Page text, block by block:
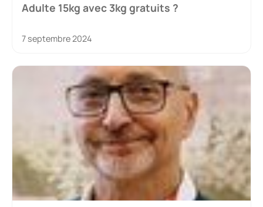
Adulte 15kg avec 3kg gratuits ?
7 septembre 2024